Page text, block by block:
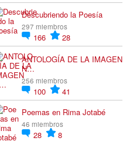
Descubriendo la Poesía
297 miembros
166
28
ANTOLOGÍA DE LA IMAGEN
N…
256 miembros
100
41
Poemas en Rima Jotabé
46 miembros
28 8